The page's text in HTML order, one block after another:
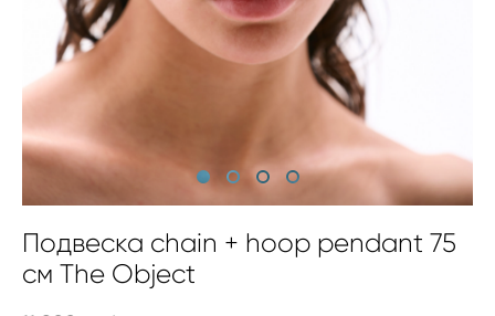
Подвеска chain + hoop pendant 75
см The Object